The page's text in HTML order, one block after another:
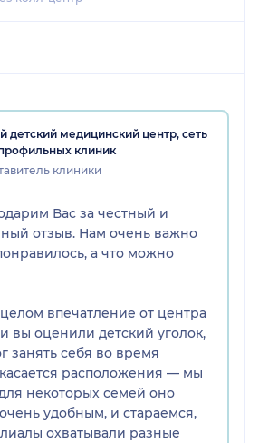
детский медицинский центр, сеть
клиник
клиники
Вас за честный и
отзыв. Нам очень важно
а что можно
впечатление от центра
вы оценили детский уголок,
занять себя во время
расположения — мы
некоторых семей оно
удобным, и стараемся,
охватывали разные